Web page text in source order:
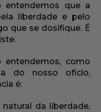
entendemos que a
liberdade e pelo
que se dosifique. É
entendemos, como
do nosso ofício,
é:
da liberdade,